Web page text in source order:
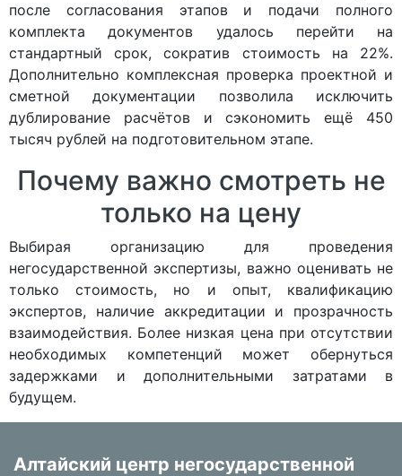
после согласования этапов и подачи полного
комплекта документов удалось перейти на
стандартный срок, сократив стоимость на 22%.
Дополнительно комплексная проверка проектной и
сметной документации позволила исключить
дублирование расчётов и сэкономить ещё 450
тысяч рублей на подготовительном этапе.
Почему важно смотреть не
только на цену
Выбирая организацию для проведения
негосударственной экспертизы, важно оценивать не
только стоимость, но и опыт, квалификацию
экспертов, наличие аккредитации и прозрачность
взаимодействия. Более низкая цена при отсутствии
необходимых компетенций может обернуться
задержками и дополнительными затратами в
будущем.
Алтайский центр негосударственной